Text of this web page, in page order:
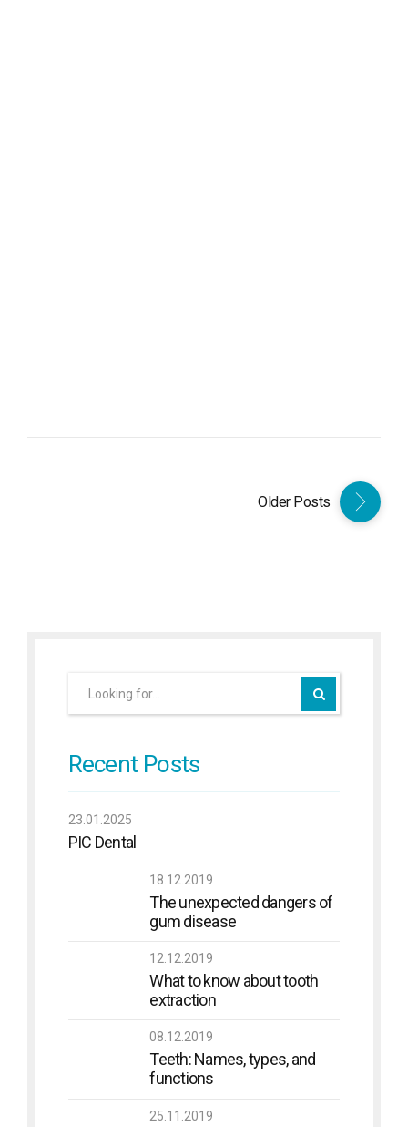
Older Posts
Recent Posts
23.01.2025
PIC Dental
18.12.2019
The unexpected dangers of
gum disease
12.12.2019
What to know about tooth
extraction
08.12.2019
Teeth: Names, types, and
functions
25.11.2019